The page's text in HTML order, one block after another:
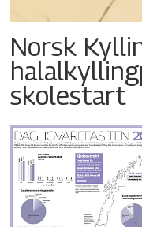
Norsk
skolestart